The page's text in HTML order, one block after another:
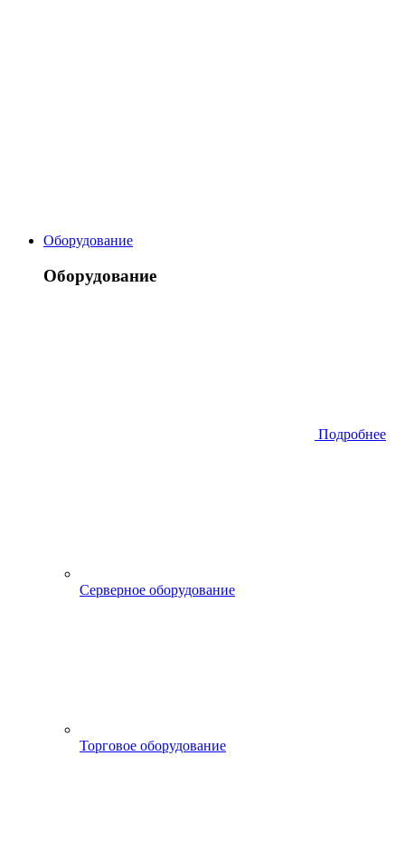
Оборудование
Оборудование
Подробнее
Серверное оборудование
Торговое оборудование